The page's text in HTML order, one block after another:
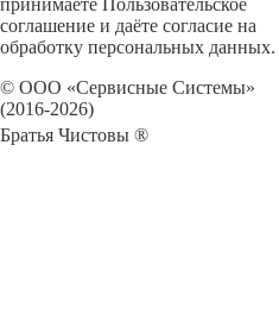
принимаете Пользовательское
соглашение и даёте согласие на
обработку персональных данных.
© ООО «Сервисные Системы»
(2016-2026)
Братья Чистовы ®